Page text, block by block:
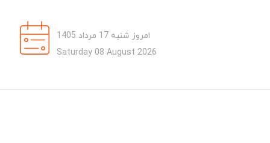
امروز شنبه 17 مرداد 1405
Saturday 08 August 2026